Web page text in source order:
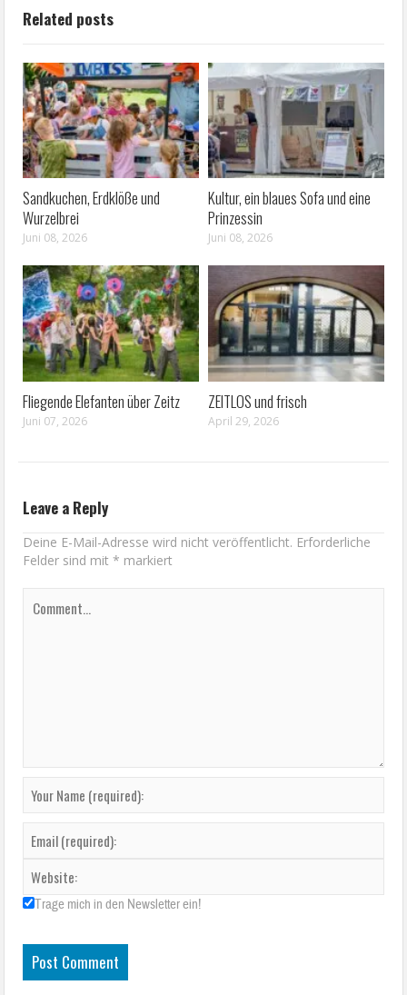
Related posts
Sandkuchen, Erdklöße und
Wurzelbrei
Juni 08, 2026
Kultur, ein blaues Sofa und eine
Prinzessin
Juni 08, 2026
Fliegende Elefanten über Zeitz
Juni 07, 2026
ZEITLOS und frisch
April 29, 2026
Leave a Reply
Deine E-Mail-Adresse wird nicht veröffentlicht. Erforderliche
Felder sind mit* markiert
Trage mich in den Newsletter ein!